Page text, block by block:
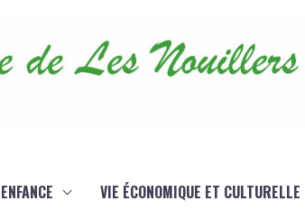
VIE ÉCONOMIQUE ET CULTURELLE